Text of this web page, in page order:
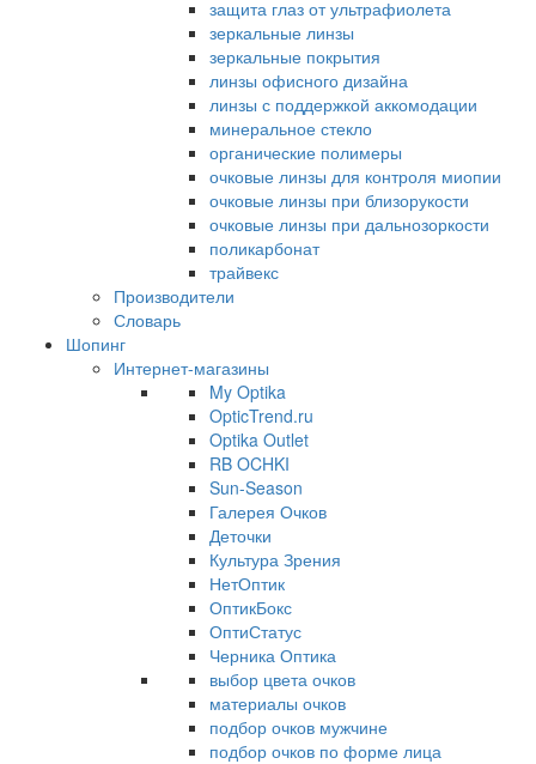
защита глаз от ультрафиолета
зеркальные линзы
зеркальные покрытия
линзы офисного дизайна
линзы с поддержкой аккомодации
минеральное стекло
органические полимеры
очковые линзы для контроля миопии
очковые линзы при близорукости
очковые линзы при дальнозоркости
поликарбонат
трайвекс
Производители
Словарь
Шопинг
Интернет-магазины
My Optika
OpticTrend.ru
Optika Outlet
RB OCHKI
Sun-Season
Галерея Очков
Деточки
Культура Зрения
НетОптик
ОптикБокс
ОптиСтатус
Черника Оптика
выбор цвета очков
материалы очков
подбор очков мужчине
подбор очков по форме лица